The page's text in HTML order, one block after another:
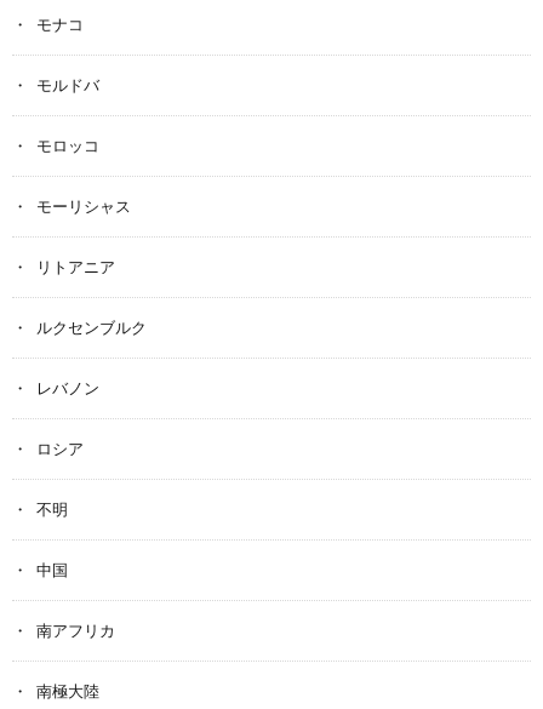
モナコ
モルドバ
モロッコ
モーリシャス
リトアニア
ルクセンブルク
レバノン
ロシア
不明
中国
南アフリカ
南極大陸